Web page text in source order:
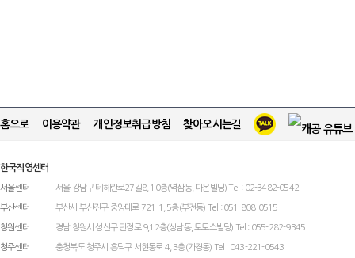
홈으로 이용약관 개인정보취급방침 찾아오시는길
한국직영센터
서울센터 서울 강남구 테헤란로27길8, 10층(역삼동, 다온빌딩) Tel : 02-3482-0542
부산센터 부산시 부산진구 중앙대로 721-1, 5층(부전동) Tel : 051-808-0515
창원센터 경남 창원시 성산구 단정로 9,12층(상남동, 토토스빌딩) Tel : 055-282-9345
청주센터 충청북도 청주시 흥덕구 서현동로 4, 3층(가경동) Tel : 043-221-0543